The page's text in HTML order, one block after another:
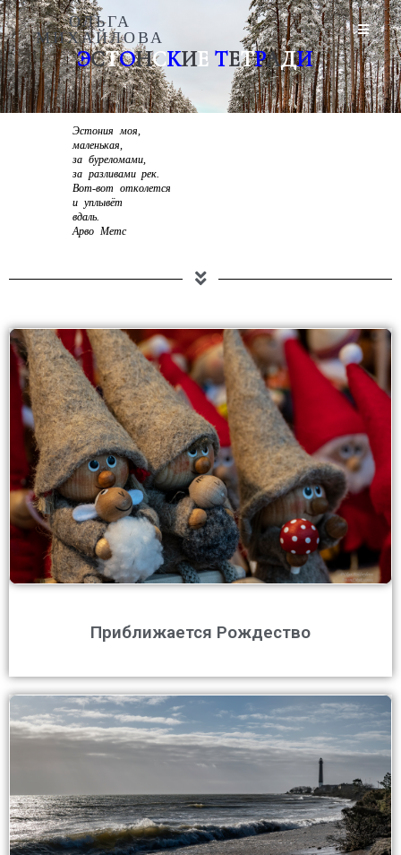
ОЛЬГА
МИХАЙЛОВА
ЭСТОНСКИЕ ТЕТРАДИ
Эстония моя,
маленькая,
за буреломами,
за разливами рек.
Вот-вот отколется
и уплывёт
вдаль.
Арво Метс
Приближается Рождество